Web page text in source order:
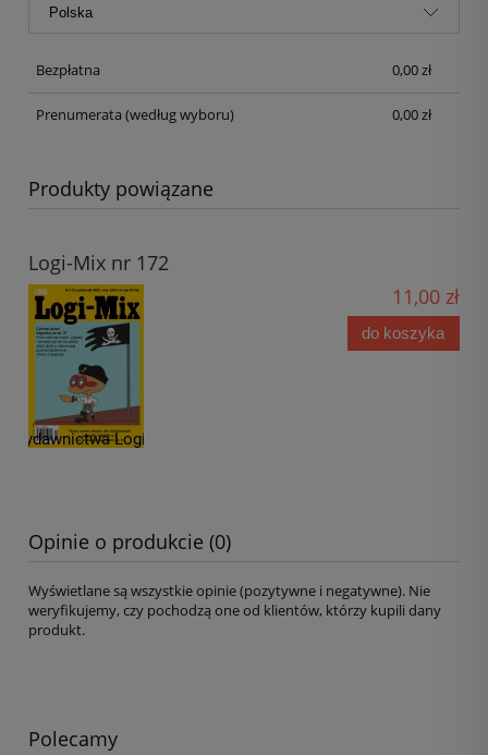
Bezpłatna 0,00 zł
Prenumerata (według wyboru) 0,00 zł
Produkty powiązane
Logi-Mix nr 172
11,00 zł
do koszyka
Opinie o produkcie (0)
Wyświetlane są wszystkie opinie (pozytywne i negatywne). Nie
weryfikujemy, czy pochodzą one od klientów, którzy kupili dany
produkt.
Polecamy